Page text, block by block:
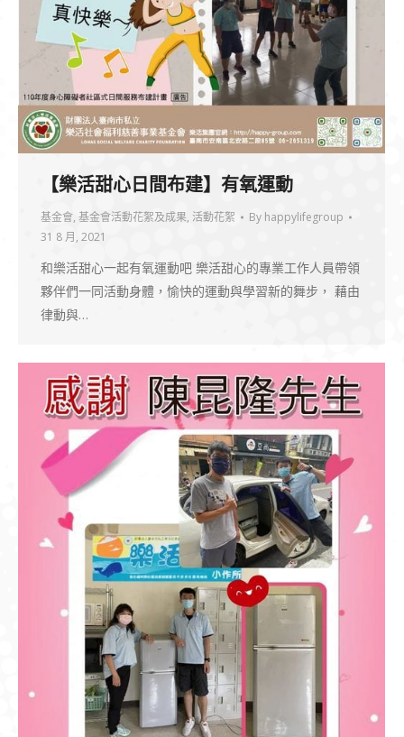
【樂活甜心日間布建】有氧運動
基金會, 基金會活動花絮及成果, 活動花絮 By happylifegroup
31 8 月, 2021
和樂活甜心一起有氧運動吧 樂活甜心的專業工作人員帶領
夥伴們一同活動身體，愉快的運動與學習新的舞步， 藉由
律動與…